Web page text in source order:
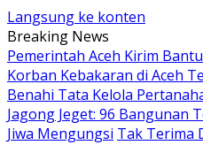
Langsung ke konten
Breaking News
Pemerintah Aceh Kirim
Korban Kebakaran di Aceh
Benahi Tata Kelola
Jagong Jeget: 96 Bangunan
Jiwa Mengungsi Tak Terima